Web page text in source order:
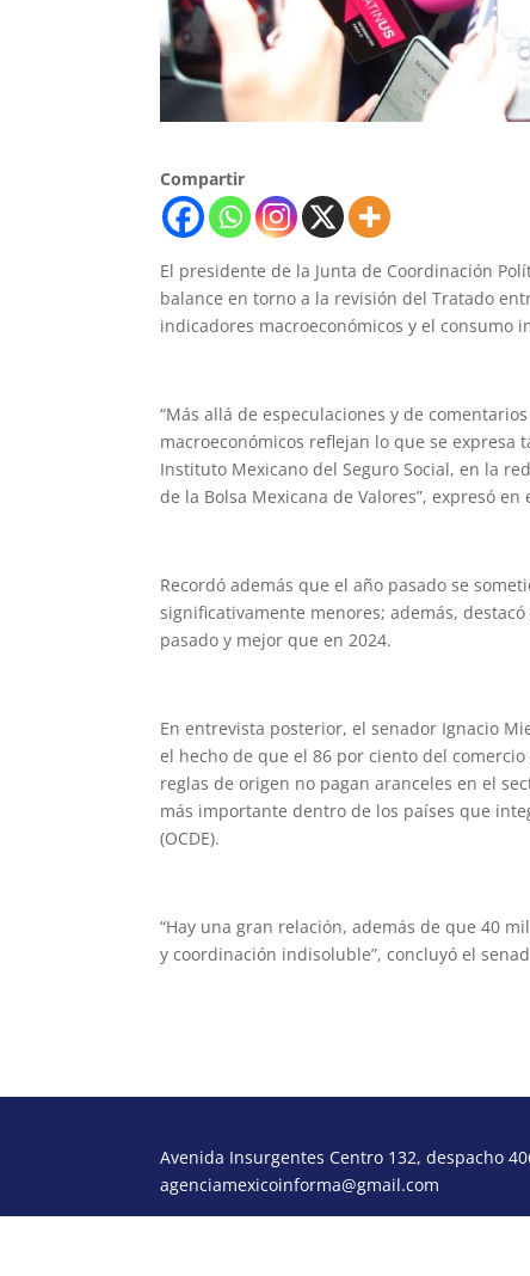
Compartir
El presidente de la Junta de Coordinación
balance en torno a la revisión del Tratado
indicadores macroeconómicos y el consumo
“Más allá de especulaciones y de
macroeconómicos reflejan lo que se
Instituto Mexicano del Seguro Social, en la
de la Bolsa Mexicana de Valores”, expresó en
Recordó además que el año pasado se
significativamente menores; además,
pasado y mejor que en 2024.
En entrevista posterior, el senador Ignacio
el hecho de que el 86 por ciento del
reglas de origen no pagan aranceles en el
más importante dentro de los países que
(OCDE).
“Hay una gran relación, además de que 40
y coordinación indisoluble”, concluyó el
Avenida Insurgentes Centro 132, despacho
agenciamexicoinforma@gmail.com